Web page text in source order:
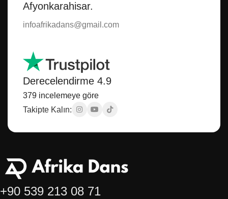
Afyonkarahisar.
infoafrikadans@gmail.com
Derecelendirme 4.9
379 incelemeye göre
Takipte Kalın:
+90 539 213 08 71